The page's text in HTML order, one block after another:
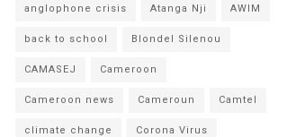
anglophone crisis Atanga Nji AWIM
back to school Blondel Silenou
CAMASEJ Cameroon
Cameroon news Cameroun Camtel
climate change Corona Virus